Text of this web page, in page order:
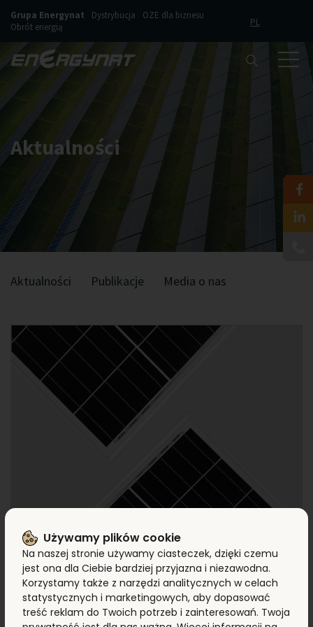
Grupa Energynat Dystrybucja
OZE dla biznesu
Obrót energią
PL
Aktualności
Aktualności Publikacje Media o nas
17 MARCA 2022
Panele bifacjalne typu
Double Glass vs Transparent
Backsheet. Gdzie tkwią
Używamy plików cookie
Na naszej stronie używamy ciasteczek, dzięki czemu
jest ona dla Ciebie bardziej przyjazna i niezawodna.
Korzystamy także z narzędzi analitycznych w celach
statystycznych i marketingowych, aby dopasować
treść reklam do Twoich potrzeb i zainteresowań. Twoja